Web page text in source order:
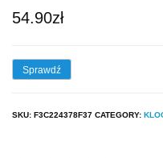
54.90zł
Sprawdź
SKU: F3C224378F37 CATEGORY: